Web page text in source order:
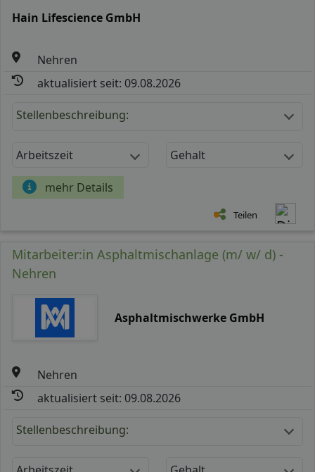
Hain Lifescience GmbH
Nehren
aktualisiert seit: 09.08.2026
Stellenbeschreibung:
Arbeitszeit Gehalt
mehr Details
Teilen
Mitarbeiter:in Asphaltmischanlage (m/ w/ d) -
Nehren
Asphaltmischwerke GmbH
Nehren
aktualisiert seit: 09.08.2026
Stellenbeschreibung: